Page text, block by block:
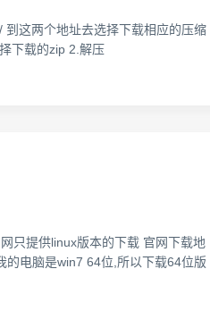
这两个地址去选择下载相应的压缩
下载的zip 2.解压
只提供linux版本的下载 官网下载地
电脑是win7 64位,所以下载64位版